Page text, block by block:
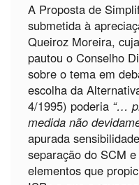
A Proposta de
submetida à
Queiroz Moreira,
pautou o Conselho
sobre o tema em
escolha da
4/1995) poderia “…
medida não
apurada
separação do SCM
elementos que